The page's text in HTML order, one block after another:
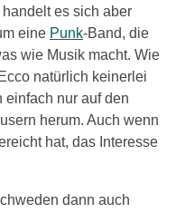
es sich aber
eine Punk-Band, die
wie Musik macht. Wie
natürlich keinerlei
einfach nur auf den
herum. Auch wenn
hat, das Interesse
dann auch